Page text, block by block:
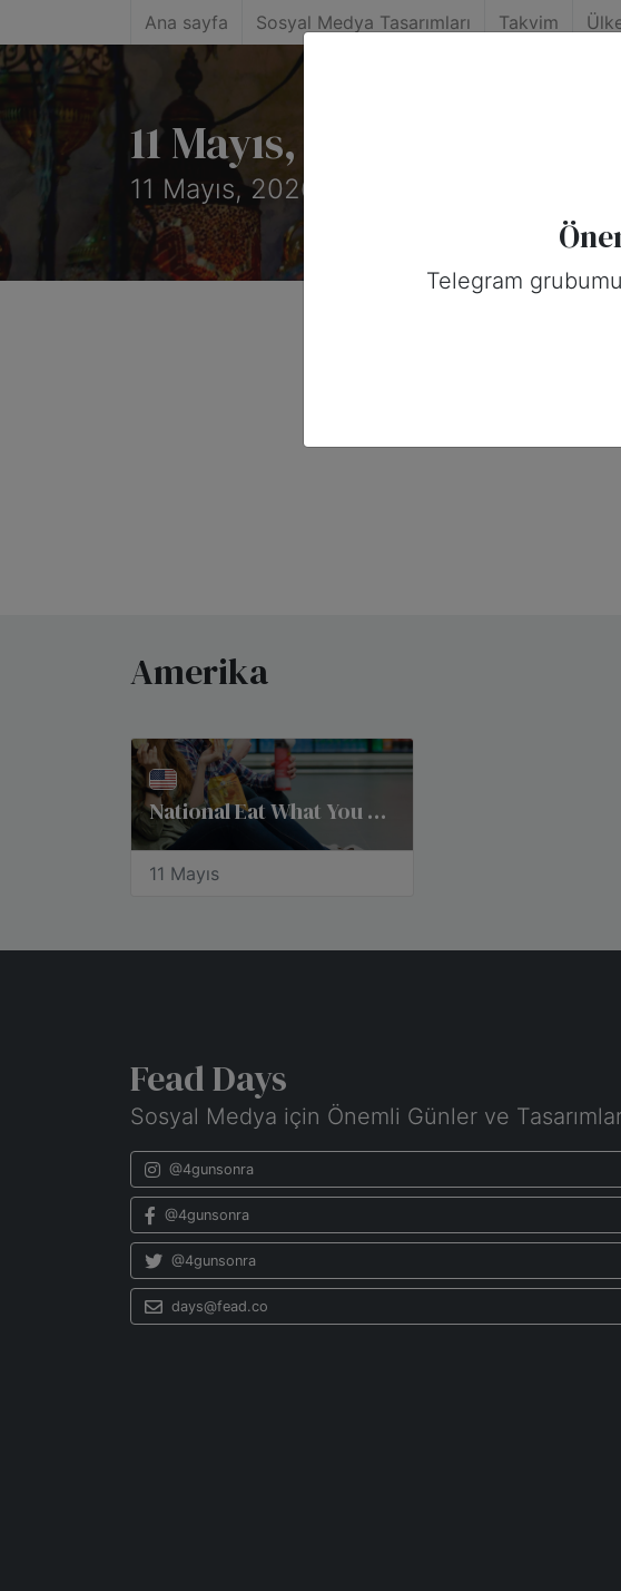
Ana sayfa Sosyal Medya Tasarımları Takvim
11 Mayıs, 2026
11 Mayıs, 2026 tarihinde Amerika için
Amerika
National Eat What You Want Day
11 Mayıs
Fead Days
Sosyal Medya için Önemli Günler ve
@4gunsonra
@4gunsonra
@4gunsonra
days@fead.co
Telegram